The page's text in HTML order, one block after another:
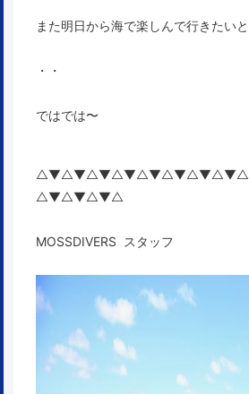
また明日から海で楽しんで行きたいと
・・
ではでは〜
△▼△▼△▼△
MOSSDIVERS スタッフ